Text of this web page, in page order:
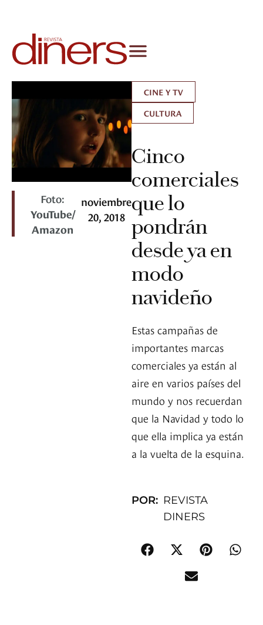
Foto:
YouTube/
Amazon
noviembre
20, 2018
CINE Y TV
CULTURA
Cinco
comerciales
que lo
pondrán
desde ya en
modo
navideño
Estas campañas de
importantes marcas
comerciales ya están al
aire en varios países del
mundo y nos recuerdan
que la Navidad y todo lo
que ella implica ya están
a la vuelta de la esquina.
POR: REVISTA
DINERS